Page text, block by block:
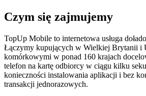
Czym się zajmujemy
TopUp Mobile to internetowa usługa
Łączymy kupujących w Wielkiej Brytanii i
komórkowymi w ponad 160 krajach
telefon na kartę odbiorcy w ciągu kilku
konieczności instalowania aplikacji i bez
transakcji jednorazowych.